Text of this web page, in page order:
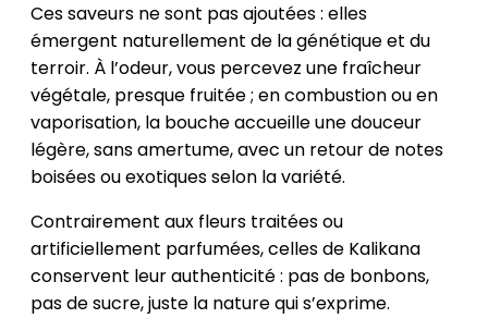
Ces saveurs ne sont pas ajoutées : elles
émergent naturellement de la génétique et du
terroir. À l’odeur, vous percevez une fraîcheur
végétale, presque fruitée ; en combustion ou en
vaporisation, la bouche accueille une douceur
légère, sans amertume, avec un retour de notes
boisées ou exotiques selon la variété.
Contrairement aux fleurs traitées ou
artificiellement parfumées, celles de Kalikana
conservent leur authenticité : pas de bonbons,
pas de sucre, juste la nature qui s’exprime.